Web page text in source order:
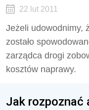
22 lut 2011
Jeżeli udowodnimy,
zostało
zarządca drogi
kosztów naprawy.
Jak rozpoznać